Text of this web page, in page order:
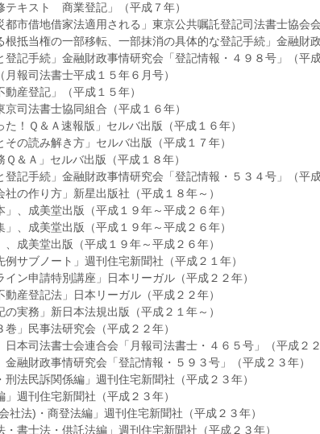
テキスト 商業登記」（平成７年）
市借地借家法適用される」東京公共嘱託登記司法書士協会
抵当権の一部移転、一部抹消の具体的な登記手続」金融財
記手続」金融財政事情研究会「登記情報・４９８号」（平
報司法書士平成１５年６月号）
産登記」（平成１５年）
司法書士協同組合（平成１６年）
！Ｑ＆Ａ速報版」セルバ出版（平成１６年）
の読み解き方」セルバ出版（平成１７年）
＆Ａ」セルバ出版（平成１８年）
記手続」金融財政事情研究会「登記情報・５３４号」（平
の作り方」新星出版社（平成１８年～）
、成美堂出版（平成１９年～平成２６年）
、成美堂出版（平成１９年～平成２６年）
成美堂出版（平成１９年～平成２６年）
サブノート」週刊住宅新聞社（平成２１年）
ン申請特別講座」日本リーガル（平成２２年）
産登記法」日本リーガル（平成２２年）
実務」新日本法規出版（平成２１年～）
」民事法研究会（平成２２年）
本司法書士会連合会「月報司法書士・４６５号」（平成２
融財政事情研究会「登記情報・５９３号」（平成２３年）
法民訴関係編」週刊住宅新聞社（平成２３年）
週刊住宅新聞社（平成２３年）
社法)・商登法編」週刊住宅新聞社（平成２３年）
書士法・供託法編」週刊住宅新聞社（平成２３年）